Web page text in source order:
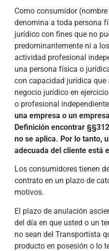
Como consumidor
denomina a toda persona
jurídico con fines que no
predominantemente ni a
actividad profesional
una persona física o
con capacidad jurídica que
negocio jurídico en
o profesional
una empresa o un
Definición encontrar
no se aplica. Por lo tanto,
adecuada del cliente está
Los consumidores tienen
contrato en un plazo de
motivos.
El plazo de anulación
del día en que usted o un
no sean del Transportista
producto en posesión o lo